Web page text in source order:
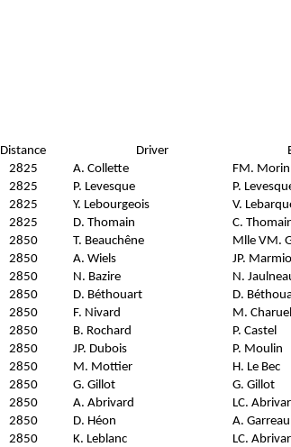
Distance Driver
2825 A. Collette FM. Morin
2825 P. Levesque P.
2825 Y. Lebourgeois V.
2825 D. Thomain C.
2850 T. Beauchêne Mlle VM.
2850 A. Wiels JP.
2850 N. Bazire N.
2850 D. Béthouart D.
2850 F. Nivard M. Charuel
2850 B. Rochard P. Castel
2850 JP. Dubois P. Moulin
2850 M. Mottier H. Le Bec
2850 G. Gillot G. Gillot
2850 A. Abrivard LC.
2850 D. Héon A. Garreau
2850 K. Leblanc LC.